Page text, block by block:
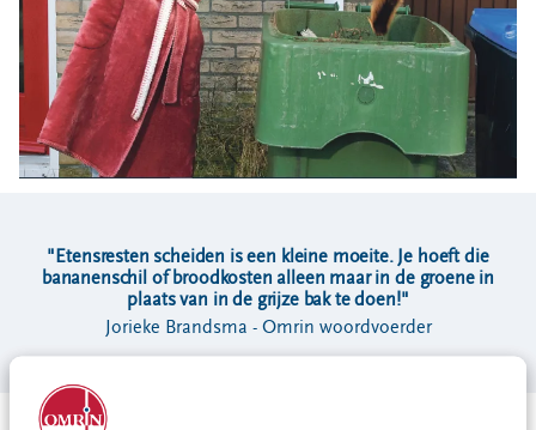
"Etensresten scheiden is een kleine moeite. Je hoeft die
bananenschil of broodkosten alleen maar in de groene in
plaats van in de grijze bak te doen!"
Jorieke Brandsma - Omrin woordvoerder
Veel winst te behalen